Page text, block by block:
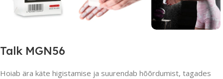
Talk MGN56
Hoiab ära käte higistamise ja suurendab hõõrdumist, tagades